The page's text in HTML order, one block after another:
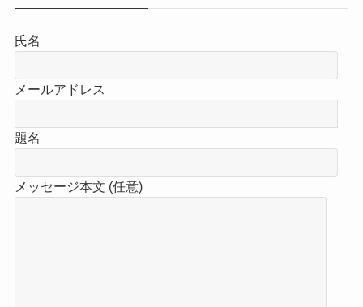
氏名
メールアドレス
題名
メッセージ本文 (任意)